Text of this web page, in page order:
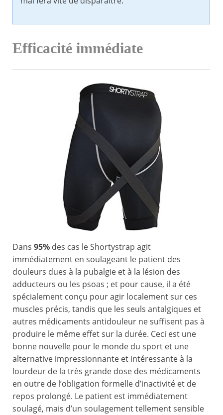
Efficacité immédiate
Dans 95% des cas le Shortystrap agit
immédiatement en soulageant le patient des
douleurs dues à la pubalgie et à la lésion des
adducteurs ou les psoas ; et pour cause, il a été
spécialement conçu pour agir localement sur ces
muscles précis, tandis que les seuls antalgiques et
autres médicaments antidouleur ne suffisent pas à
produire le même effet sur la durée. Ceci est une
bonne nouvelle pour le monde du sport et une
alternative impressionnante et intéressante à la
lourdeur de la très grande dose des médicaments
en outre de l’obligation formelle d’inactivité et de
repos prolongé. Le patient est immédiatement
soulagé, mais d’un soulagement tellement sensible